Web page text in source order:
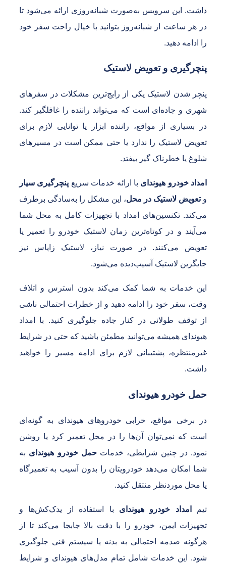
این سرویس به‌صورت شبانه‌روزی ارائه می‌شود تا
هر ساعت از شبانه‌روز بتوانید با خیال راحت سفر خود
ادامه دهید.
و تعویض لاستیک
شدن لاستیک یکی از رایج‌ترین مشکلات در سفرهای
و جاده‌ای است که می‌تواند راننده را غافلگیر کند.
بسیاری از مواقع، راننده ابزار یا توانایی لازم برای
لاستیک را ندارد یا حتی ممکن است در مسیرهای
یا خطرناک گیر بیفتد.
خودرو هیوندایبا ارائه خدمات سریع پنچرگیری سیار
تعویض لاستیک در محل، این مشکل را به‌سادگی برطرف
تکنسین‌های امداد با تجهیزات کامل به محل شما
و در کوتاه‌ترین زمان لاستیک خودرو را تعمیر یا
می‌کنند. در صورت نیاز، لاستیک زاپاس نیز
لاستیک آسیب‌دیده می‌شود.
خدمات به شما کمک می‌کند بدون استرس و اتلاف
سفر خود را ادامه دهید و از خطرات احتمالی ناشی
توقف طولانی در کنار جاده جلوگیری کنید. با امداد
همیشه می‌توانید مطمئن باشید که حتی در شرایط
پشتیبانی لازم برای ادامه مسیر را خواهید
خودرو هیوندای
برخی مواقع، خرابی خودروهای هیوندای به گونه‌ای
که نمی‌توان آن‌ها را در محل تعمیر کرد یا روشن
در چنین شرایطی، خدماتحمل خودرو هیوندایبه
امکان می‌دهد خودرویتان را بدون آسیب به تعمیرگاه
محل موردنظر منتقل کنید.
امداد خودرو هیوندایبا استفاده از یدک‌کش‌ها و
ایمن، خودرو را با دقت بالا جابجا می‌کند تا از
صدمه احتمالی به بدنه یا سیستم فنی جلوگیری
این خدمات شامل تمام مدل‌های هیوندای و شرایط